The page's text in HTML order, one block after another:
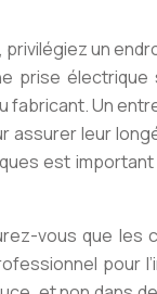
un
prise
fabricant. Un
leur
est
vous que les
pour